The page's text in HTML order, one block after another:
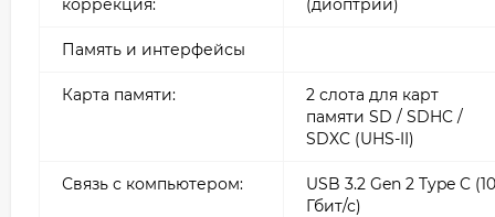
Память и интерфейсы
Карта памяти:
2 слота для карт
памяти SD / SDHC /
SDXC (UHS-II)
Связь с компьютером:
USB 3.2 Gen 2 Type C (10
Гбит/с)